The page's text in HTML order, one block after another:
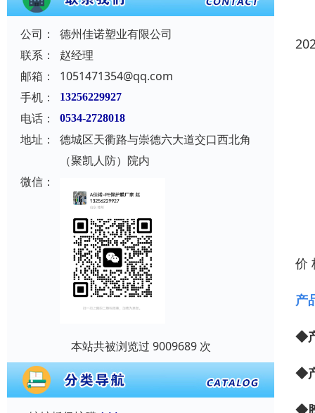
公司：
德州佳诺塑业有限公司
联系：
赵经理
邮箱：
1051471354@qq.com
手机：
13256229927
电话： 0534-2728018
地址：
德城区天衢路与崇德六大道交口西北角
（聚凯人防）院内
微信：
本站共被浏览过 9009689 次
价
产
◆
◆
◆